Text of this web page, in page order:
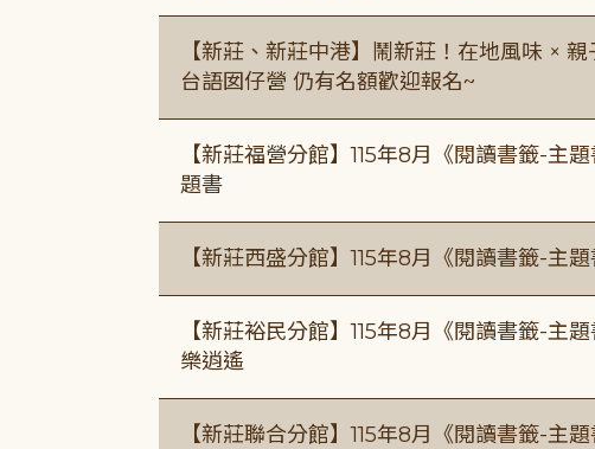
【新莊、新莊中港】鬧新莊！在地風味 ×
台語囡仔營 仍有名額歡迎報名~
【新莊福營分館】115年8月《閱讀書籤-主
題書
【新莊西盛分館】115年8月《閱讀書籤-主
【新莊裕民分館】115年8月《閱讀書籤-主
樂逍遙
【新莊聯合分館】115年8月《閱讀書籤-主